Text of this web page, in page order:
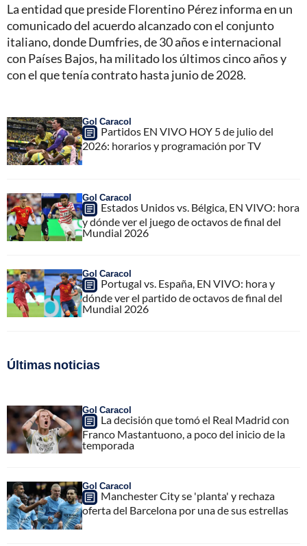
La entidad que preside Florentino Pérez informa en un
comunicado del acuerdo alcanzado con el conjunto
italiano, donde Dumfries, de 30 años e internacional
con Países Bajos, ha militado los últimos cinco años y
con el que tenía contrato hasta junio de 2028.
Gol Caracol
Partidos EN VIVO HOY 5 de julio del
2026: horarios y programación por TV
Gol Caracol
Estados Unidos vs. Bélgica, EN VIVO: hora
y dónde ver el juego de octavos de final del
Mundial 2026
Gol Caracol
Portugal vs. España, EN VIVO: hora y
dónde ver el partido de octavos de final del
Mundial 2026
Últimas noticias
Gol Caracol
La decisión que tomó el Real Madrid con
Franco Mastantuono, a poco del inicio de la
temporada
Gol Caracol
Manchester City se 'planta' y rechaza
oferta del Barcelona por una de sus estrellas